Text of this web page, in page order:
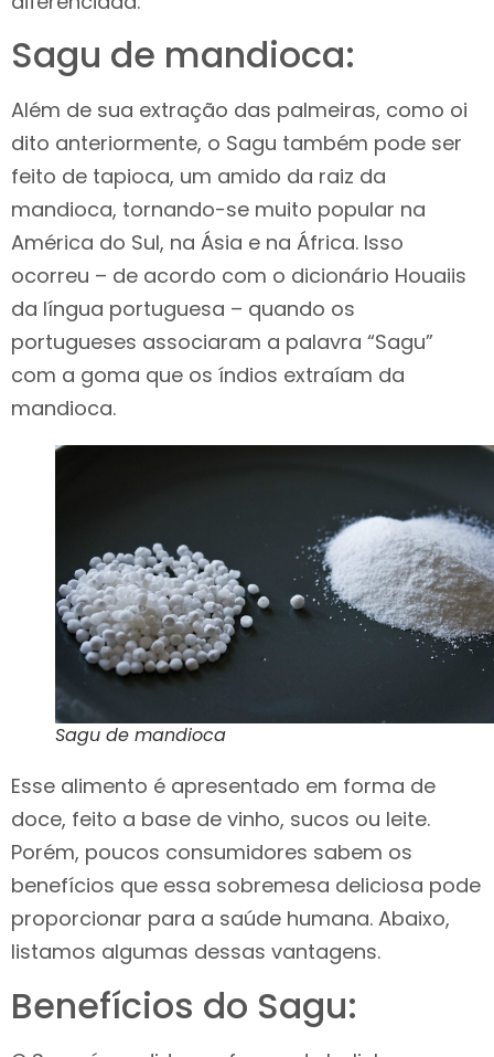
Sagu de mandioca:
Além de sua extração das palmeiras, como oi
dito anteriormente, o Sagu também pode ser
feito de tapioca, um amido da raiz da
mandioca, tornando-se muito popular na
América do Sul, na Ásia e na África. Isso
ocorreu – de acordo com o dicionário Houaiis
da língua portuguesa – quando os
portugueses associaram a palavra “Sagu”
com a goma que os índios extraíam da
mandioca.
Sagu de mandioca
Esse alimento é apresentado em forma de
doce, feito a base de vinho, sucos ou leite.
Porém, poucos consumidores sabem os
benefícios que essa sobremesa deliciosa pode
proporcionar para a saúde humana. Abaixo,
listamos algumas dessas vantagens.
Benefícios do Sagu: